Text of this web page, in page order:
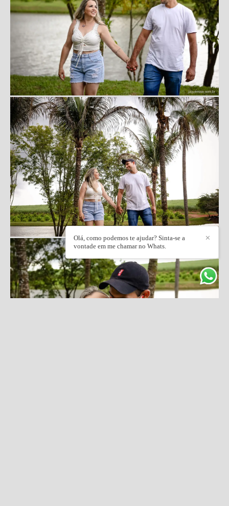
✕
Olá, como podemos te ajudar? Sinta-se a
vontade em me chamar no Whats.